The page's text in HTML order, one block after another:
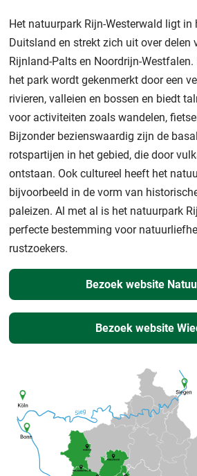
Het natuurpark Rijn-Westerwald ligt in
Duitsland en strekt zich uit over delen
Rijnland-Palts en Noordrijn-
het park wordt gekenmerkt door een
rivieren, valleien en bossen en biedt
voor activiteiten zoals wandelen,
Bijzonder bezienswaardig zijn de
rotspartijen in het gebied, die door
ontstaan. Ook cultureel heeft het
bijvoorbeeld in de vorm van
paleizen. Al met al is het natuurpark
perfecte bestemming voor
rustzoekers.
Bezoek website
Bezoek website